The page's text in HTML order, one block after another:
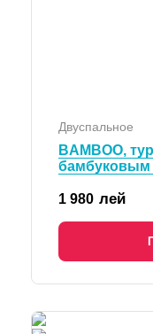
Двуспальное
BAMBOO,
бамбуковым
1 980 лей